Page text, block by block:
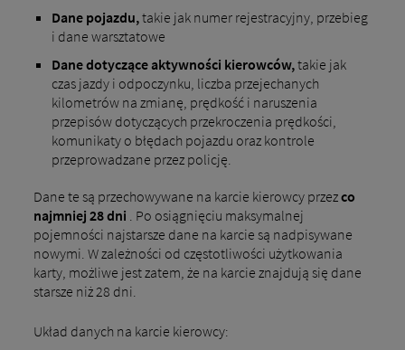
Dane pojazdu,takie jak numer rejestracyjny, przebieg
i dane warsztatowe
Dane dotyczące aktywności kierowców,takie jak
czas jazdy i odpoczynku, liczba przejechanych
kilometrów na zmianę, prędkość i naruszenia
przepisów dotyczących przekroczenia prędkości,
komunikaty o błędach pojazdu oraz kontrole
przeprowadzane przez policję.
Dane te są przechowywane na karcie kierowcy przezco
najmniej 28 dni . Po osiągnięciu maksymalnej
pojemności najstarsze dane na karcie są nadpisywane
nowymi. W zależności od częstotliwości użytkowania
karty, możliwe jest zatem, że na karcie znajdują się dane
starsze niż 28 dni.
Układ danych na karcie kierowcy: